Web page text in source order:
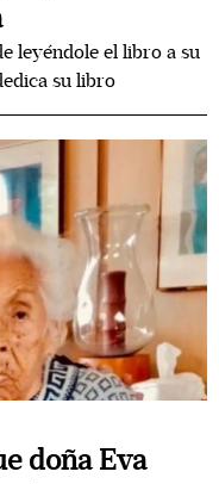
leyéndole el libro a su
su libro
doña Eva